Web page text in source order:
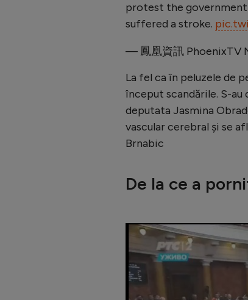
protest the
suffered a stroke.
— 鳳凰資訊 PhoenixTV
La fel ca în peluzele de
început scandările. S-
deputata Jasmina
vascular cerebral şi se
Brnabic
De la ce a